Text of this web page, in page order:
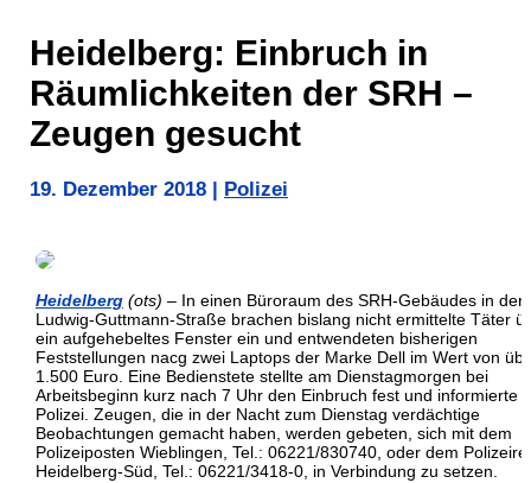
Heidelberg: Einbruch in
Räumlichkeiten der SRH –
Zeugen gesucht
19. Dezember 2018 Polizei
Heidelberg (ots) – In einen Büroraum des SRH-Gebäudes in der
Ludwig-Guttmann-Straße brachen bislang nicht ermittelte Täter
ein aufgehebeltes Fenster ein und entwendeten bisherigen
Feststellungen nacg zwei Laptops der Marke Dell im Wert von
1.500 Euro. Eine Bedienstete stellte am Dienstagmorgen bei
Arbeitsbeginn kurz nach 7 Uhr den Einbruch fest und informierte
Polizei. Zeugen, die in der Nacht zum Dienstag verdächtige
Beobachtungen gemacht haben, werden gebeten, sich mit dem
Polizeiposten Wieblingen, Tel.: 06221/830740, oder dem
Heidelberg-Süd, Tel.: 06221/3418-0, in Verbindung zu setzen.